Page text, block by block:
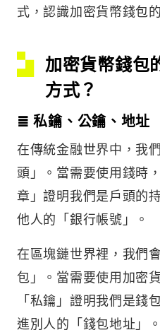
式，認識加密貨幣錢包
加密貨幣錢包
方式？
≣ 私鑰、公鑰、地址
在傳統金融世界中，我
頭」。當需要使用錢時
章」證明我們是戶頭的
他人的「銀行帳號」。
在區塊鏈世界裡，我們
包」。當需要使用加密
「私鑰」證明我們是錢
進別人的「錢包地址」。